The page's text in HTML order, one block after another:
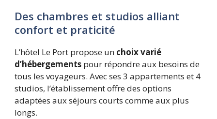
Des chambres et studios alliant
confort et praticité
L’hôtel Le Port propose un choix varié
d’hébergements pour répondre aux besoins de
tous les voyageurs. Avec ses 3 appartements et 4
studios, l’établissement offre des options
adaptées aux séjours courts comme aux plus
longs.